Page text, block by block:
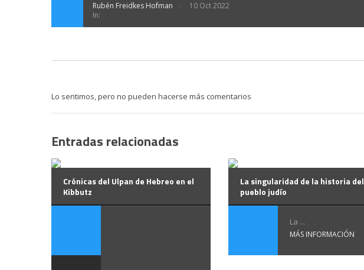
Rubén Freidkes Hofman
10 Oct 2022
In:
Lo sentimos, pero no pueden hacerse más comentarios
Entradas relacionadas
Crónicas del Ulpan de Hebreo en el
Kibbutz
La singularidad de la historia del
pueblo judío
La ...
MÁS INFORMACIÓN